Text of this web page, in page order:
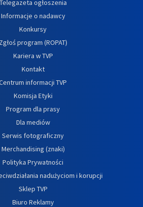
Telegazeta ogłoszenia
Informacje o nadawcy
Konkursy
Zgłoś program (ROPAT)
Kariera w TVP
Kontakt
informacji TVP
Komisja Etyki
Program dla prasy
Dla mediów
Serwis fotograficzny
Merchandising (znaki)
Polityka Prywatności
nadużyciom i korupcji
Sklep TVP
Biuro Reklamy